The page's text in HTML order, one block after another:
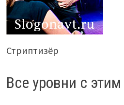
Стриптизёр
Все уровни с